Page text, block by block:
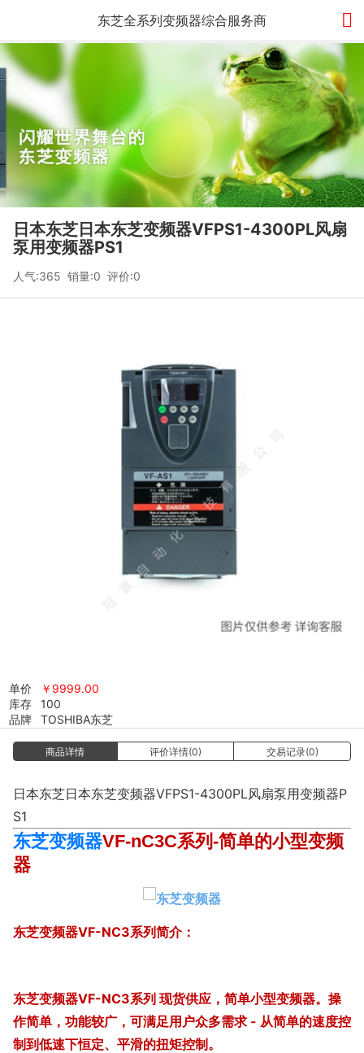
东芝全系列变频器综合服务商 
日本东芝日本东芝变频器VFPS1-4300PL风扇
泵用变频器PS1
人气:365 销量:0 评价:0
单价 ￥ 9999.00
库存
100
品牌
TOSHIBA东芝
商品详情 评价详情(0) 交易记录(0)
日本东芝日本东芝变频器VFPS1-4300PL风扇泵用变频器P
S1
东芝变频器VF-nC3C系列-简单的小型变频
器
东芝变频器VF-NC3系列简介：
东芝变频器VF-NC3系列 现货供应，简单小型变频器。操
作简单，功能较广，可满足用户众多需求 - 从简单的速度控
制到低速下恒定、平滑的扭矩控制。